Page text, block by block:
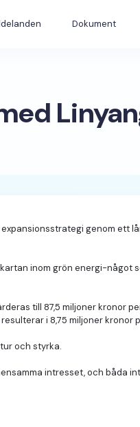
Dokument
genom ett
inom grön energi-något
till 87,5 miljoner kronor
i 8,75 miljoner kronor
och styrka.
intresset, och båda